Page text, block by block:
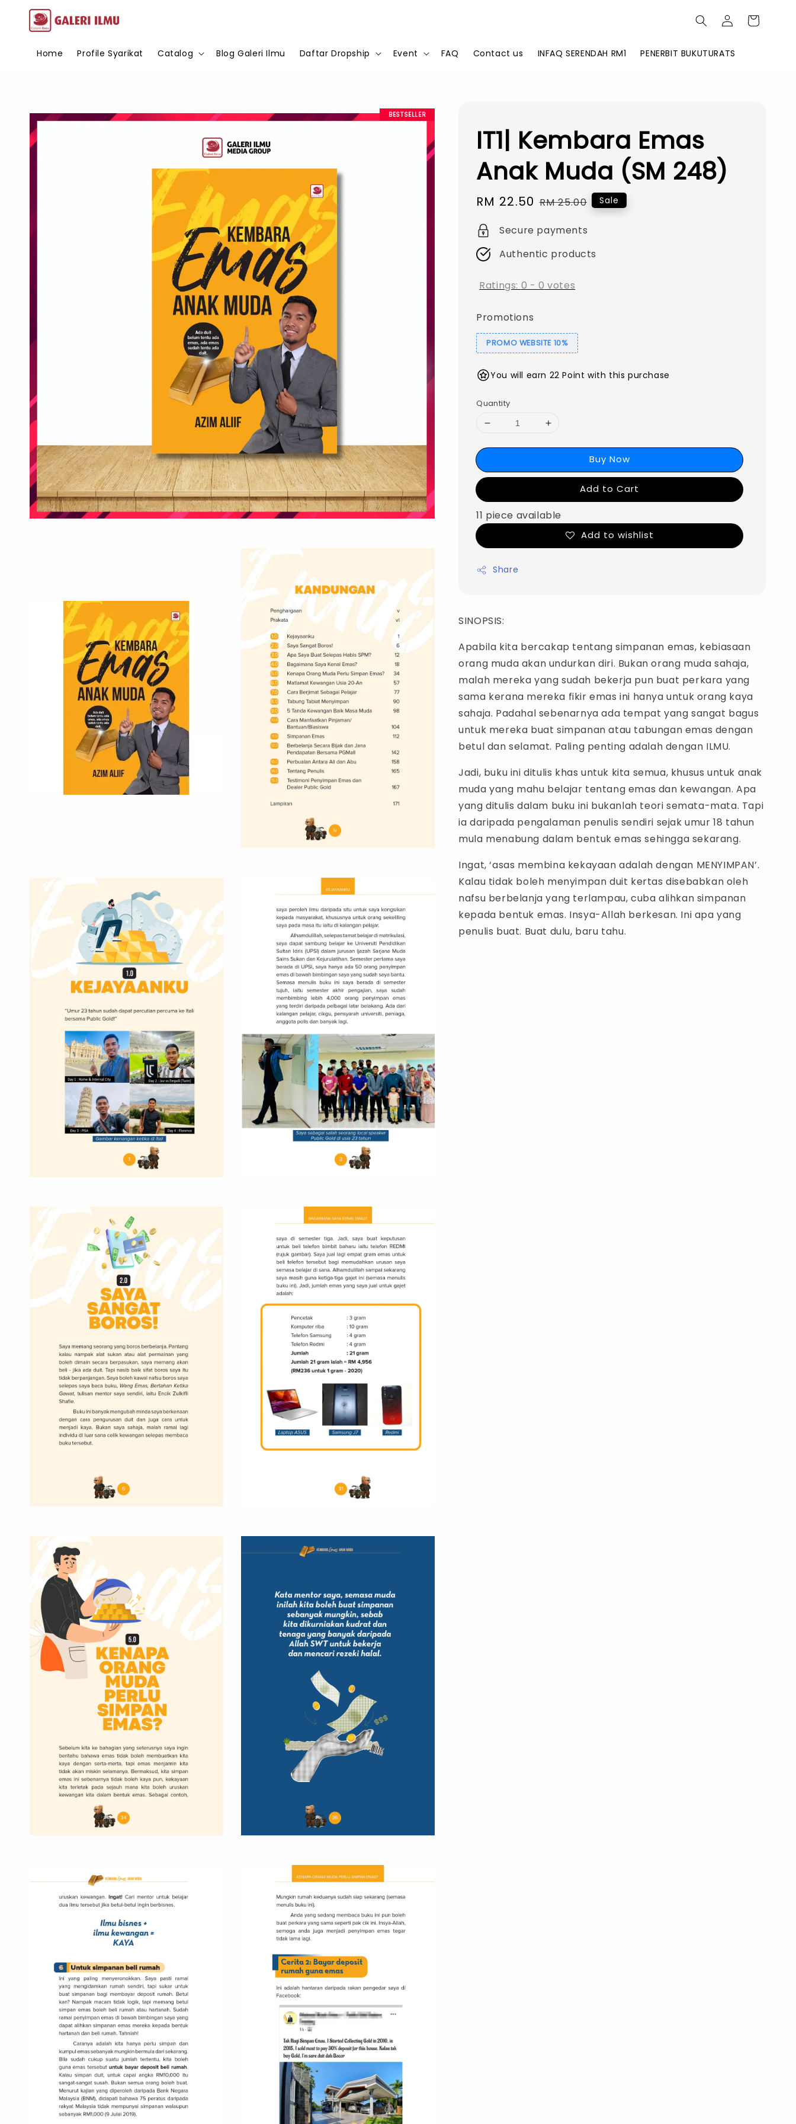
Home Profile Syarikat Catalog Blog Galeri Ilmu Daftar Dropship Event FAQ Contact us INFAQ SERENDAH RM1 PENERBIT BUKUTURATS
BESTSELLER
IT1| Kembara Emas
Anak Muda (SM 248)
Sale
price
RM 22.50 Regular
RM 25.00 Sale
Secure payments
Authentic products
Ratings: 0 -0 votes
Promotions
PROMO WEBSITE 10%
You will earn 22 Point with this purchase
Quantity
Buy Now
Add to Cart
11 piece available
Add to wishlist
Share
SINOPSIS:
Apabila kita bercakap tentang simpanan emas, kebiasaan
orang muda akan undurkan diri. Bukan orang muda sahaja,
malah mereka yang sudah bekerja pun buat perkara yang
sama kerana mereka fikir emas ini hanya untuk orang kaya
sahaja. Padahal sebenarnya ada tempat yang sangat bagus
untuk mereka buat simpanan atau tabungan emas dengan
betul dan selamat. Paling penting adalah dengan ILMU.
Jadi, buku ini ditulis khas untuk kita semua, khusus untuk anak
muda yang mahu belajar tentang emas dan kewangan. Apa
yang ditulis dalam buku ini bukanlah teori semata-mata. Tapi
ia daripada pengalaman penulis sendiri sejak umur 18 tahun
mula menabung dalam bentuk emas sehingga sekarang.
Ingat, ‘asas membina kekayaan adalah dengan MENYIMPAN’.
Kalau tidak boleh menyimpan duit kertas disebabkan oleh
nafsu berbelanja yang terlampau, cuba alihkan simpanan
kepada bentuk emas. Insya-Allah berkesan. Ini apa yang
penulis buat. Buat dulu, baru tahu.